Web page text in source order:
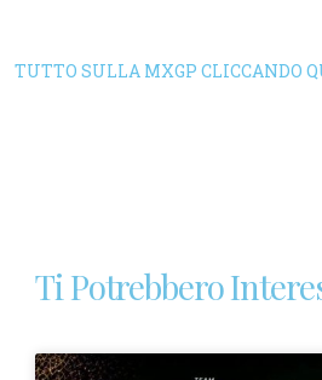
TUTTO SULLA MXGP CLICCANDO
Ti Potrebbero